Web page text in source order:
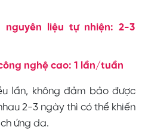
nguyên liệu tự nhiện: 2-3
nghệ cao: 1 lần/tuần
lần, không đảm bảo được
2-3 ngày thì có thể khiến
ứng da.